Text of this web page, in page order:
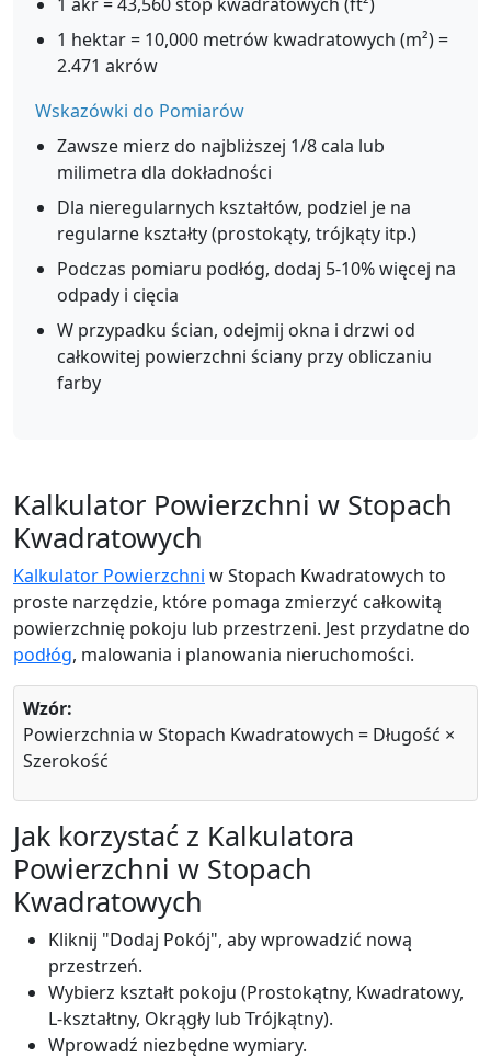
1 hektar = 10,000 metrów kwadratowych (m²) =
2.471 akrów
Wskazówki do Pomiarów
Zawsze mierz do najbliższej 1/8 cala lub
milimetra dla dokładności
Dla nieregularnych kształtów, podziel je na
regularne kształty (prostokąty, trójkąty itp.)
Podczas pomiaru podłóg, dodaj 5-10% więcej na
odpady i cięcia
W przypadku ścian, odejmij okna i drzwi od
całkowitej powierzchni ściany przy obliczaniu
farby
Kalkulator Powierzchni w Stopach
Kwadratowych
Kalkulator Powierzchni w Stopach Kwadratowych to
proste narzędzie, które pomaga zmierzyć całkowitą
powierzchnię pokoju lub przestrzeni. Jest przydatne do
podłóg, malowania i planowania nieruchomości.
Wzór:
Powierzchnia w Stopach Kwadratowych = Długość ×
Szerokość
Jak korzystać z Kalkulatora
Powierzchni w Stopach
Kwadratowych
Kliknij "Dodaj Pokój", aby wprowadzić nową
przestrzeń.
Wybierz kształt pokoju (Prostokątny, Kwadratowy,
L-kształtny, Okrągły lub Trójkątny).
Wprowadź niezbędne wymiary.